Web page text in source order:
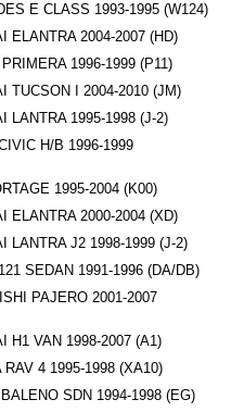
E CLASS 1993-1995 (W124)
ELANTRA 2004-2007 (HD)
1996-1999 (P11)
TUCSON I 2004-2010 (JM)
LANTRA 1995-1998 (J-2)
H/B 1996-1999
1995-2004 (K00)
ELANTRA 2000-2004 (XD)
LANTRA J2 1998-1999 (J-2)
SEDAN 1991-1996 (DA/DB)
PAJERO 2001-2007
H1 VAN 1998-2007 (A1)
4 1995-1998 (XA10)
SDN 1994-1998 (EG)